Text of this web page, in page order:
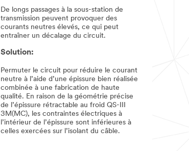
De longs passages à la sous-station de
transmission peuvent provoquer des
courants neutres élevés, ce qui peut
entraîner un décalage du circuit.
Solution:
Permuter le circuit pour réduire le courant
neutre à l’aide d’une épissure bien réalisée
combinée à une fabrication de haute
qualité. En raison de la géométrie précise
de l’épissure rétractable au froid QS-III
3M(MC), les contraintes électriques à
l’intérieur de l’épissure sont inférieures à
celles exercées sur l’isolant du câble.